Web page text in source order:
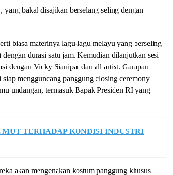
bakal disajikan berselang seling dengan
biasa materinya lagu-lagu melayu yang berseling
durasi satu jam. Kemudian dilanjutkan sesi
dengan Vicky Sianipar dan all artist. Garapan
mengguncang panggung closing ceremony
undangan, termasuk Bapak Presiden RI yang
TERHADAP KONDISI INDUSTRI
akan mengenakan kostum panggung khusus